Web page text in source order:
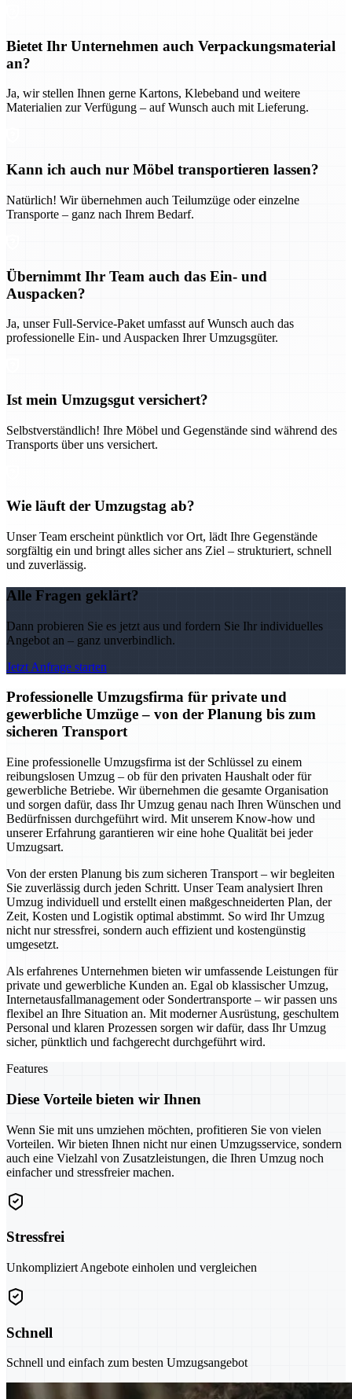
Bietet Ihr Unternehmen auch Verpackungsmaterial
an?
Ja, wir stellen Ihnen gerne Kartons, Klebeband und weitere
Materialien zur Verfügung – auf Wunsch auch mit Lieferung.
Kann ich auch nur Möbel transportieren lassen?
Natürlich! Wir übernehmen auch Teilumzüge oder einzelne
Transporte – ganz nach Ihrem Bedarf.
Übernimmt Ihr Team auch das Ein- und
Auspacken?
Ja, unser Full-Service-Paket umfasst auf Wunsch auch das
professionelle Ein- und Auspacken Ihrer Umzugsgüter.
Ist mein Umzugsgut versichert?
Selbstverständlich! Ihre Möbel und Gegenstände sind während des
Transports über uns versichert.
Wie läuft der Umzugstag ab?
Unser Team erscheint pünktlich vor Ort, lädt Ihre Gegenstände
sorgfältig ein und bringt alles sicher ans Ziel – strukturiert, schnell
und zuverlässig.
Alle Fragen geklärt?
Dann probieren Sie es jetzt aus und fordern Sie Ihr individuelles
Angebot an – ganz unverbindlich.
Jetzt Anfrage starten
Professionelle Umzugsfirma für private und
gewerbliche Umzüge – von der Planung bis zum
sicheren Transport
Eine professionelle Umzugsfirma ist der Schlüssel zu einem
reibungslosen Umzug – ob für den privaten Haushalt oder für
gewerbliche Betriebe. Wir übernehmen die gesamte Organisation
und sorgen dafür, dass Ihr Umzug genau nach Ihren Wünschen und
Bedürfnissen durchgeführt wird. Mit unserem Know-how und
unserer Erfahrung garantieren wir eine hohe Qualität bei jeder
Umzugsart.
Von der ersten Planung bis zum sicheren Transport – wir begleiten
Sie zuverlässig durch jeden Schritt. Unser Team analysiert Ihren
Umzug individuell und erstellt einen maßgeschneiderten Plan, der
Zeit, Kosten und Logistik optimal abstimmt. So wird Ihr Umzug
nicht nur stressfrei, sondern auch effizient und kostengünstig
umgesetzt.
Als erfahrenes Unternehmen bieten wir umfassende Leistungen für
private und gewerbliche Kunden an. Egal ob klassischer Umzug,
Internetausfallmanagement oder Sondertransporte – wir passen uns
flexibel an Ihre Situation an. Mit moderner Ausrüstung, geschultem
Personal und klaren Prozessen sorgen wir dafür, dass Ihr Umzug
sicher, pünktlich und fachgerecht durchgeführt wird.
Features
Diese Vorteile bieten wir Ihnen
Wenn Sie mit uns umziehen möchten, profitieren Sie von vielen
Vorteilen. Wir bieten Ihnen nicht nur einen Umzugsservice, sondern
auch eine Vielzahl von Zusatzleistungen, die Ihren Umzug noch
einfacher und stressfreier machen.
Stressfrei
Unkompliziert Angebote einholen und vergleichen
Schnell
Schnell und einfach zum besten Umzugsangebot